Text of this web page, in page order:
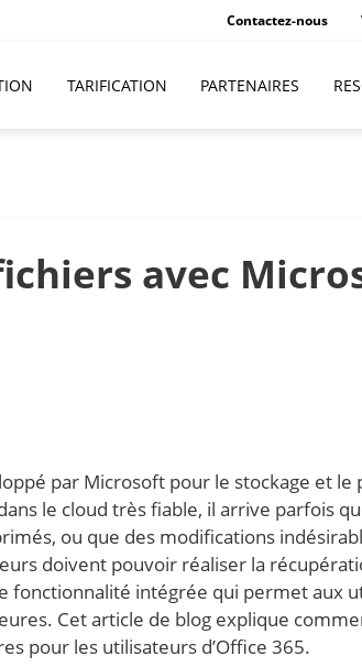
Contactez-nous
TARIFICATION PARTENAIRES
avec
par Microsoft pour le stockage et le
le cloud très fiable, il arrive parfois
ou que des modifications
doivent pouvoir réaliser la
fonctionnalité intégrée qui permet aux
Cet article de blog explique
pour les utilisateurs d’Office 365.